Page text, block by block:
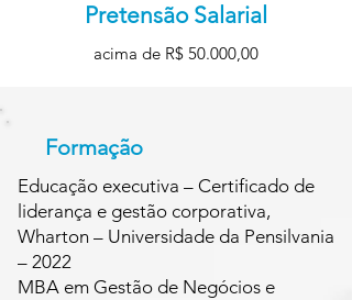
Pretensão Salarial
acima de R$ 50.000,00
Formação
Educação executiva – Certificado de
liderança e gestão corporativa,
Wharton – Universidade da Pensilvania
– 2022
MBA em Gestão de Negócios e